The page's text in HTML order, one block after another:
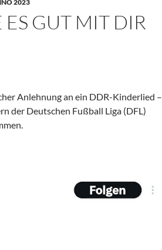
2023
GUT MIT DIR
Anlehnung an ein DDR-Kinderlied –
der Deutschen Fußball Liga (DFL)